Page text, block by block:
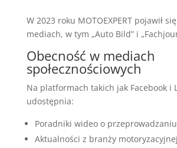
W 2023 roku MOTOEXPERT pojawił
mediach, w tym „Auto Bild” i
Obecność w mediach
społecznościowych
Na platformach takich jak Facebook i
udostępnia:
Poradniki wideo o
Aktualności z branży motoryzacyjnej